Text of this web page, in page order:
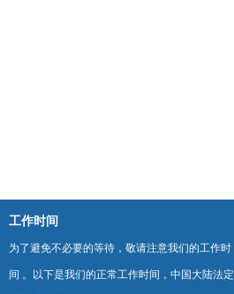
工作时间
为了避免不必要的等待，敬请注意我们的工作时
间 。以下是我们的正常工作时间，中国大陆法定